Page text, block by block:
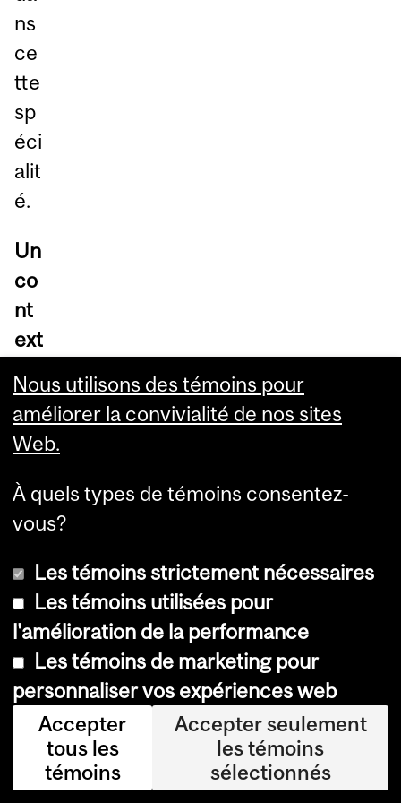
ns
ce
tte
sp
éci
alit
é.
Un
co
nt
ext
qui
ap
pel
le
à
pr
ud
en
ce
Nous utilisons des témoins pour
améliorer la convivialité de nos sites
Web.
À quels types de témoins consentez-
vous?
Les témoins strictement nécessaires
Les témoins utilisées pour
l'amélioration de la performance
Les témoins de marketing pour
personnaliser vos expériences web
Accepter
tous les
témoins
Accepter seulement
les témoins
sélectionnés